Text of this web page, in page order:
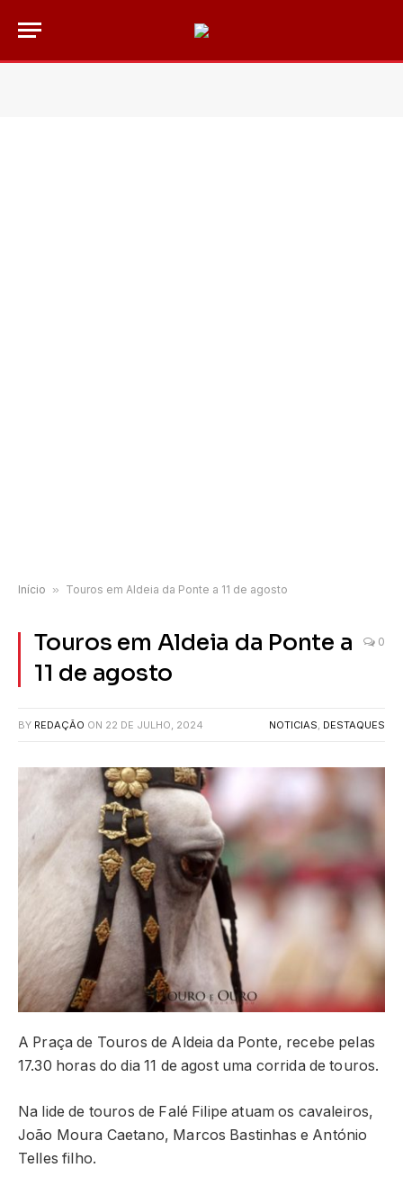
Início » Touros em Aldeia da Ponte a 11 de agosto
Touros em Aldeia da Ponte a
11 de agosto
0
BY REDAÇÃO ON 22 DE JULHO, 2024 NOTICIAS, DESTAQUES
A Praça de Touros de Aldeia da Ponte, recebe pelas
17.30 horas do dia 11 de agost uma corrida de touros.
Na lide de touros de Falé Filipe atuam os cavaleiros,
João Moura Caetano, Marcos Bastinhas e António
Telles filho.